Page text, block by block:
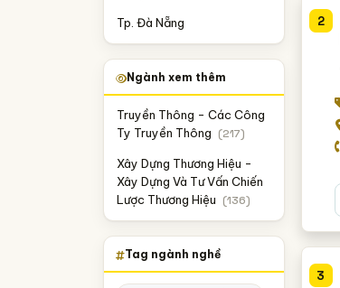
Tp. Đà Nẵng
Ngành xem thêm
Truyền Thông - Các Công
Ty Truyền Thông (217)
Xây Dựng Thương Hiệu -
Xây Dựng Và Tư Vấn Chiến
Lược Thương Hiệu (136)
Tag ngành nghề
2
3